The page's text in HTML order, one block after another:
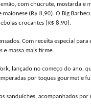
com chucrute, mostarda e
(R$ 8,90). O Big
crocantes (R$ 8,90).
Com receita especial
e massa mais firme.
lançado no começo do ano,
por toques gourmet e
sanduíches, acompanhados